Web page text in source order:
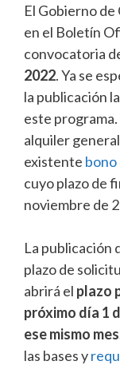
El Gobierno de
en el Boletín
convocatoria
2022. Ya se
la publicación
este
alquiler
existente bono
cuyo plazo de
noviembre de
La publicación
plazo de
abrirá el plazo
próximo día 1
ese mismo mes
las bases y